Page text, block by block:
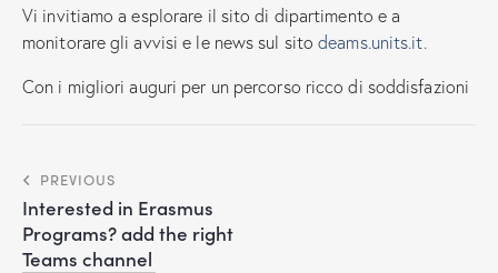
Vi invitiamo a esplorare il sito di dipartimento e a
monitorare gli avvisi e le news sul sitodeams.units.it.
Con i migliori auguri per un percorso ricco di soddisfazioni
PREVIOUS
Interested in Erasmus
Programs? add the right
Teams channel